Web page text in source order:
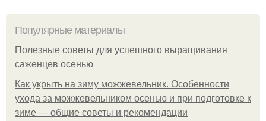
Популярные материалы
Полезные советы для успешного выращивания
саженцев осенью
Как укрыть на зиму можжевельник. Особенности
ухода за можжевельником осенью и при подготовке к
зиме — общие советы и рекомендации